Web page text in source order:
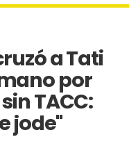
a Tati
por
TACC:
jode"